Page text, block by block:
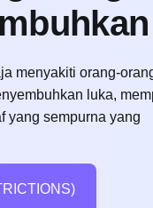
menyakiti orang-
luka,
yang sempurna yang